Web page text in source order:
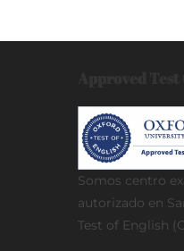
Somos centro
autorizado en
Test of English